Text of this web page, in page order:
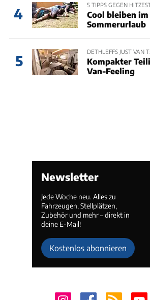
4
5 TIPPS GEGEN
Cool bleiben
Sommerurlaub
5
DETHLEFFS JUST VAN
Kompakter
Van-Feeling
Newsletter
Jede Woche neu. Alles zu
Fahrzeugen, Stellplätzen,
Zubehör und mehr – direkt in
deine E-Mail!
Kostenlos abonnieren